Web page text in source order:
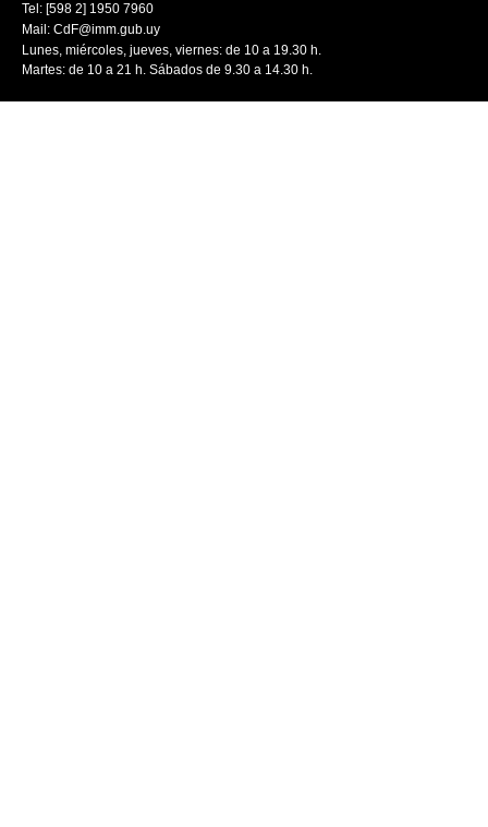
Tel: [598 2] 1950 7960
Mail: CdF@imm.gub.uy
Lunes, miércoles, jueves, viernes: de 10 a 19.30 h.
Martes: de 10 a 21 h. Sábados de 9.30 a 14.30 h.